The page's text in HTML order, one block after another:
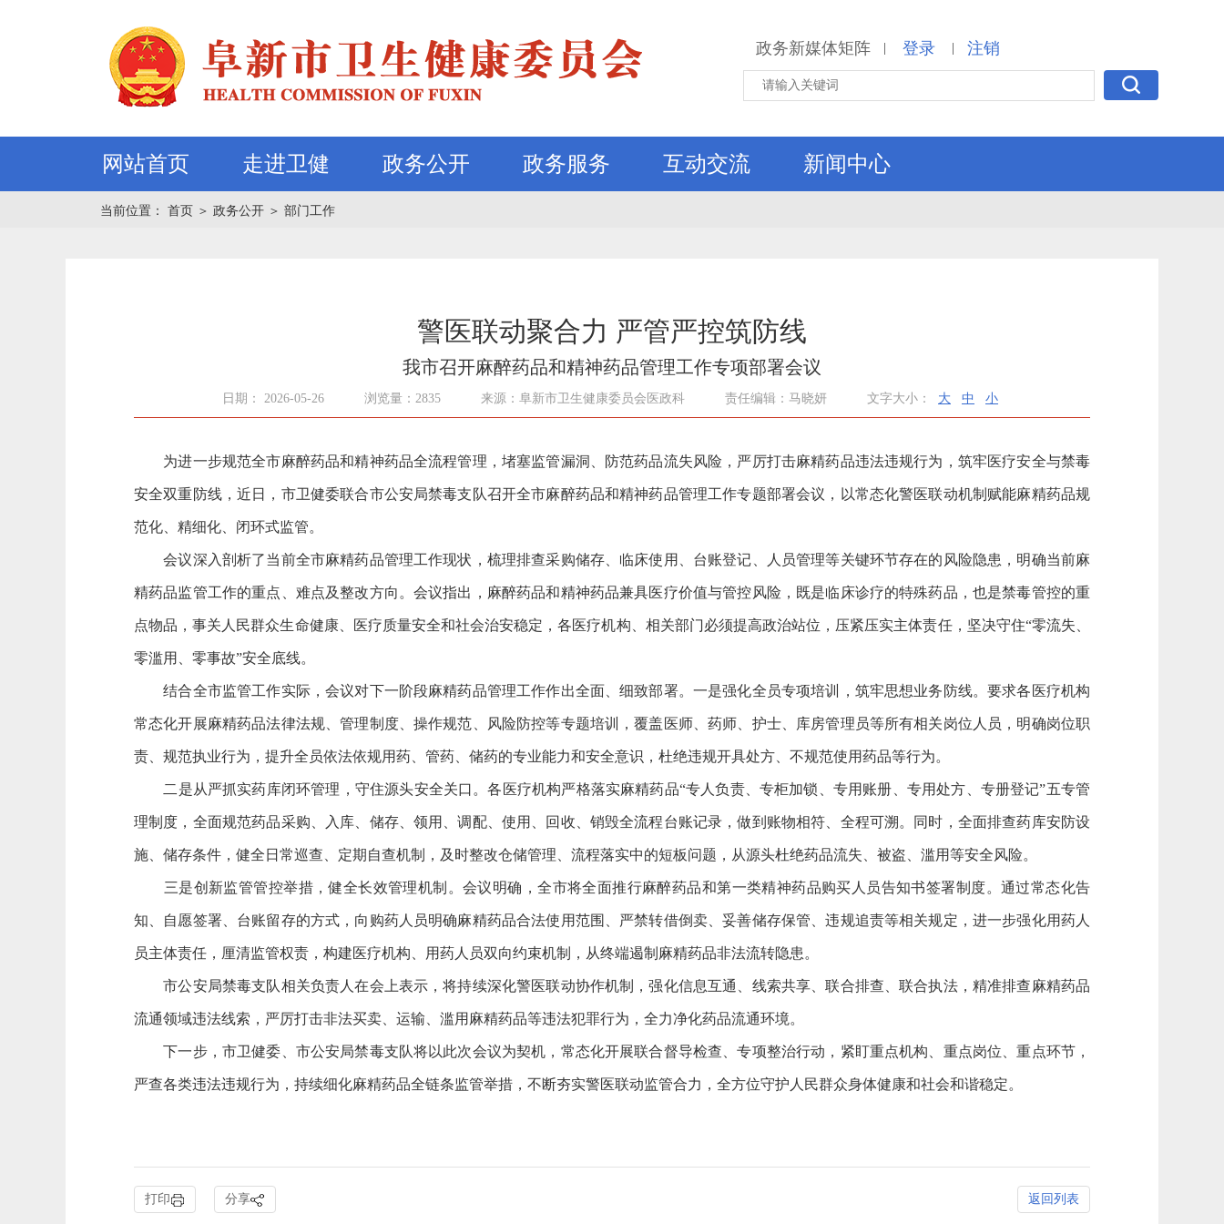
政务新媒体矩阵 | 登录 | 注销
网站首页 走进卫健 政务公开 政务服务 互动交流 新闻中心
当前位置： 首页 ＞ 政务公开 ＞ 部门工作
警医联动聚合力 严管严控筑防线
我市召开麻醉药品和精神药品管理工作专项部署会议
日期： 2026-05-26 浏览量：2835 来源：阜新市卫生健康委员会医政科 责任编辑：马晓妍 文字大小： 大 中 小
为进一步规范全市麻醉药品和精神药品全流程管理，堵塞监管漏洞、防范药品流失风险，严厉打击麻精药品违法违规行为，筑牢医疗安全与禁毒
安全双重防线，近日，市卫健委联合市公安局禁毒支队召开全市麻醉药品和精神药品管理工作专题部署会议，以常态化警医联动机制赋能麻精药品规
范化、精细化、闭环式监管。
会议深入剖析了当前全市麻精药品管理工作现状，梳理排查采购储存、临床使用、台账登记、人员管理等关键环节存在的风险隐患，明确当前麻
精药品监管工作的重点、难点及整改方向。会议指出，麻醉药品和精神药品兼具医疗价值与管控风险，既是临床诊疗的特殊药品，也是禁毒管控的重
点物品，事关人民群众生命健康、医疗质量安全和社会治安稳定，各医疗机构、相关部门必须提高政治站位，压紧压实主体责任，坚决守住“零流失、
零滥用、零事故”安全底线。
结合全市监管工作实际，会议对下一阶段麻精药品管理工作作出全面、细致部署。一是强化全员专项培训，筑牢思想业务防线。要求各医疗机构
常态化开展麻精药品法律法规、管理制度、操作规范、风险防控等专题培训，覆盖医师、药师、护士、库房管理员等所有相关岗位人员，明确岗位职
责、规范执业行为，提升全员依法依规用药、管药、储药的专业能力和安全意识，杜绝违规开具处方、不规范使用药品等行为。
二是从严抓实药库闭环管理，守住源头安全关口。各医疗机构严格落实麻精药品“专人负责、专柜加锁、专用账册、专用处方、专册登记”五专管
理制度，全面规范药品采购、入库、储存、领用、调配、使用、回收、销毁全流程台账记录，做到账物相符、全程可溯。同时，全面排查药库安防设
施、储存条件，健全日常巡查、定期自查机制，及时整改仓储管理、流程落实中的短板问题，从源头杜绝药品流失、被盗、滥用等安全风险。
三是创新监管管控举措，健全长效管理机制。会议明确，全市将全面推行麻醉药品和第一类精神药品购买人员告知书签署制度。通过常态化告
知、自愿签署、台账留存的方式，向购药人员明确麻精药品合法使用范围、严禁转借倒卖、妥善储存保管、违规追责等相关规定，进一步强化用药人
员主体责任，厘清监管权责，构建医疗机构、用药人员双向约束机制，从终端遏制麻精药品非法流转隐患。
市公安局禁毒支队相关负责人在会上表示，将持续深化警医联动协作机制，强化信息互通、线索共享、联合排查、联合执法，精准排查麻精药品
流通领域违法线索，严厉打击非法买卖、运输、滥用麻精药品等违法犯罪行为，全力净化药品流通环境。
下一步，市卫健委、市公安局禁毒支队将以此次会议为契机，常态化开展联合督导检查、专项整治行动，紧盯重点机构、重点岗位、重点环节，
严查各类违法违规行为，持续细化麻精药品全链条监管举措，不断夯实警医联动监管合力，全方位守护人民群众身体健康和社会和谐稳定。
打印 分享 返回列表